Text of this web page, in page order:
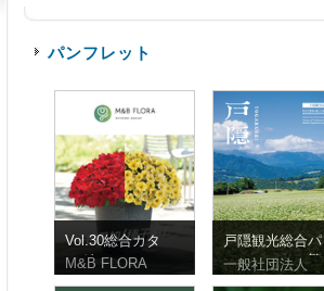
パンフレット
Vol.30総合カタ
ログ
M&B FLORA
戸隠観光総合パ
ンフレット（繁
体字）
一般社団法人